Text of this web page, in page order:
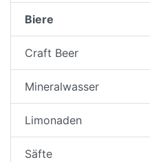
Biere
Craft Beer
Mineralwasser
Limonaden
Säfte